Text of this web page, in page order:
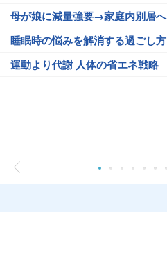
母が娘に減量強要→家庭内別居へ
睡眠時の悩みを解消する過ごし方
運動より代謝 人体の省エネ戦略